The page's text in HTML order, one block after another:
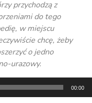
przychodzą z
do tego
w miejscu
chcę, żeby
o jedno
urazowy.
00:00